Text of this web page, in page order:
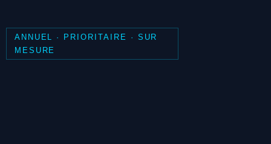
ANNUEL · PRIORITAIRE · SUR
MESURE